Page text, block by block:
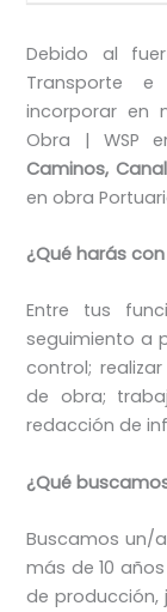
Debido al
Transporte e
incorporar en
Obra | WSP
Caminos,
en obra
¿Qué harás
Entre tus
seguimiento a
control;
de obra;
redacción de
¿Qué
Buscamos un/
más de 10
de producción,